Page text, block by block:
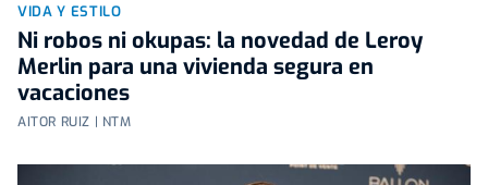
VIDA Y ESTILO
Ni robos ni okupas: la novedad de Leroy
Merlin para una vivienda segura en
vacaciones
AITOR RUIZ | NTM